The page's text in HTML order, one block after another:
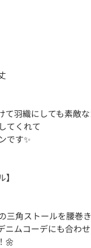
羽織にしても素敵
てくれて
です✨
角ストールを腰巻
ニムコーデにも合わ
🌼